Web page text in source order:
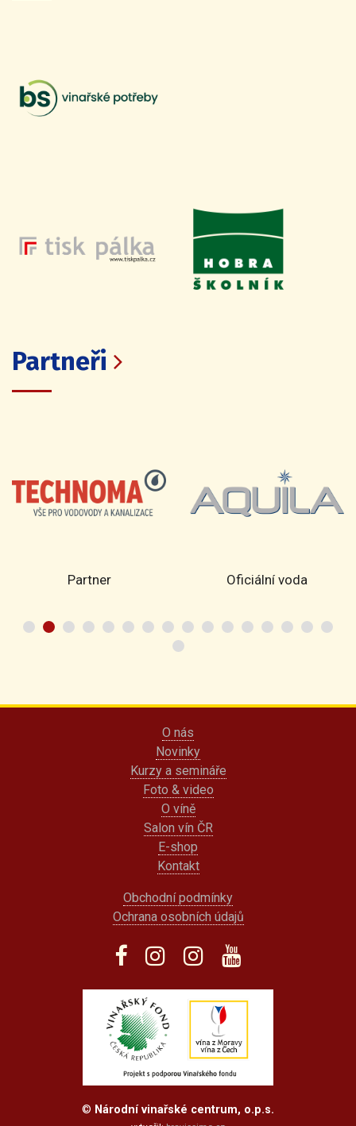
Partneři
Partner Oficiální voda
O nás
Novinky
Kurzy a semináře
Foto & video
O víně
Salon vín ČR
E-shop
Kontakt
Obchodní podmínky
Ochrana osobních údajů
© Národní vinařské centrum, o.p.s.